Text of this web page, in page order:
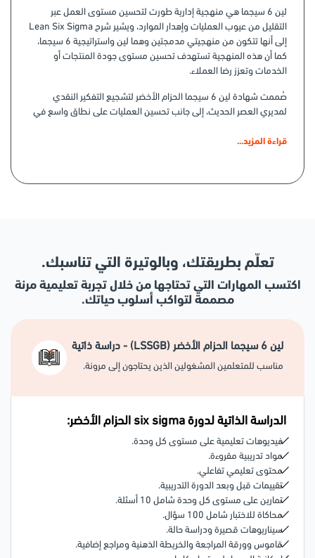
لين 6 سيجما هي منهجية إدارية طورت لتحسين مستوى العمل عبر
التقليل من عيوب العمليات وإهدار الموارد، ويشير شرح Lean Six Sigma
إلى أنها تتكون من منهجيتي مدمجتين وهما لين واستراتيجية 6 سيجما،
كما أن هذه المنهجية تستهدف تحسين مستوى جودة المنتجات أو
الخدمات وتعزز رضا العملاء.
صُممت شهادة لين 6 سيجما الحزام الأخضر لتشجيع التفكير النقدي
لمديري العصر الحديث، إلى جانب تحسين العمليات على نطاق واسع في
هذه المنهجية.
2- تعلم نموذج DMAIC
تزودك بكه فهمًا واضحًا وشاملاً لنموذج DMAIC الذي يؤهلك لتطبيقه
لتحسين العمليات، كما أنه يتضمن مجموعة مراحل التي ستتعلم كل
واحدة منها على حدة بعمق وهي تشمل: التعريف، القياس، التحليل،
التحسين، والتحكم.
3- تحسين القدرة على حل المشكلات
هذه الدورة من أبرز دورات Six Sigma التي تمكنك من تحديد المشكلات
وبالتالي ستتمكن من تقديم الحلول المناسبة.
4- تعلم كيفية التقليل من الأخطاء والهدر
تزودك دورة Lean Six Sigma بالممارسات اللازمة التي يمكنك تطبيها
لتحسين كفاءة العمليات، وذلك من خلال الحد من العيوب، إلى جانب
التقليل من هدر الموارد، وبالتالي ستساهم في توفير التكاليف.
5- إتقان التحليل
قراءة المزيد...
تعلّم بطريقتك، وبالوتيرة التي تناسبك.
اكتسب المهارات التي تحتاجها من خلال تجربة تعليمية مرنة
مصممة لتواكب أسلوب حياتك.
لين 6 سيجما الحزام الأخضر (LSSGB) - دراسة ذاتية
مناسب للمتعلمين المشغولين الذين يحتاجون إلى مرونة.
الدراسة الذاتية لدورة six sigma الحزام الأخضر:
فيديوهات تعليمية على مستوى كل وحدة.
مواد تدريبية مقروءة.
محتوى تعليمي تفاعلي.
تقييمات قبل وبعد الدورة التدريبية.
تمارين على مستوى كل وحدة شامل 10 أسئلة.
محاكاة للاختبار شامل 100 سؤال.
سيناريوهات قصيرة ودراسة حالة.
قاموس وورقة المراجعة والخريطة الذهنية ومراجع إضافية.